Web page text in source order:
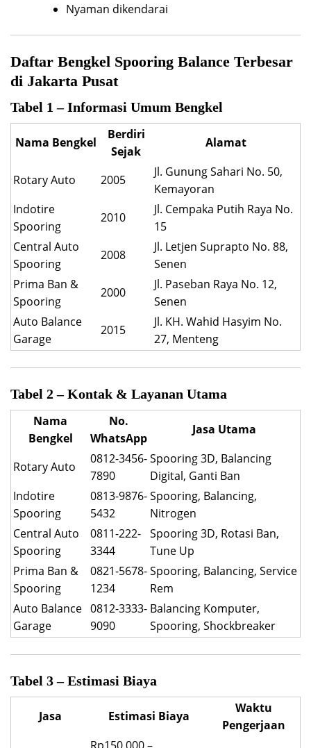
Nyaman dikendarai
Daftar Bengkel Spooring Balance Terbesar
di Jakarta Pusat
Tabel 1 – Informasi Umum Bengkel
Nama Bengkel
Berdiri
Sejak
Alamat
Rotary Auto 2005
Jl. Gunung Sahari No. 50,
Kemayoran
Indotire
Spooring
2010
Jl. Cempaka Putih Raya No.
15
Central Auto
Spooring
2008
Jl. Letjen Suprapto No. 88,
Senen
Prima Ban &
Spooring
2000
Jl. Paseban Raya No. 12,
Senen
Auto Balance
Garage
2015
Jl. KH. Wahid Hasyim No.
27, Menteng
Tabel 2 – Kontak & Layanan Utama
Nama
Bengkel
No.
WhatsApp
Jasa Utama
Rotary Auto
0812-3456-
7890
Spooring 3D, Balancing
Digital, Ganti Ban
Indotire
Spooring
0813-9876-
5432
Spooring, Balancing,
Nitrogen
Central Auto
Spooring
0811-222-
3344
Spooring 3D, Rotasi Ban,
Tune Up
Prima Ban &
Spooring
0821-5678-
1234
Spooring, Balancing, Service
Rem
Auto Balance
Garage
0812-3333-
9090
Balancing Komputer,
Spooring, Shockbreaker
Tabel 3 – Estimasi Biaya
Jasa Estimasi Biaya
Waktu
Pengerjaan